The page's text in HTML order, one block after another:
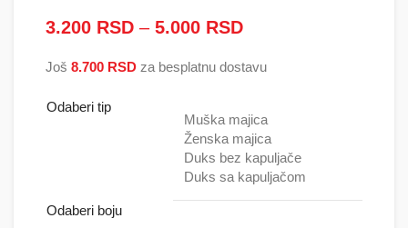
3.200 RSD – 5.000 RSD
5.000 RSD
Još 8.700 RSD za besplatnu dostavu
Odaberi tip
Muška majica
Ženska majica
Duks bez kapuljače
Duks sa kapuljačom
Odaberi boju